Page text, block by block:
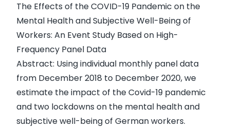
The Effects of the COVID-19 Pandemic on the
Mental Health and Subjective Well-Being of
Workers: An Event Study Based on High-
Frequency Panel Data
Abstract: Using individual monthly panel data
from December 2018 to December 2020, we
estimate the impact of the Covid-19 pandemic
and two lockdowns on the mental health and
subjective well-being of German workers.